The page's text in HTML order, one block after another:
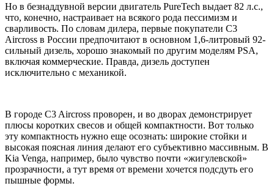
Но в безнаддувной версии двигатель PureTech выдает 82 л.с.,
что, конечно, настраивает на всякого рода пессимизм и
сварливость. По словам дилера, первые покупатели C3
Aircross в России предпочитают в основном 1,6-литровый 92-
сильный дизель, хорошо знакомый по другим моделям PSA,
включая коммерческие. Правда, дизель доступен
исключительно с механикой.
В городе C3 Aircross проворен, и во дворах демонстрирует
плюсы коротких свесов и общей компактности. Вот только
эту компактность нужно еще осознать: широкие стойки и
высокая поясная линия делают его субъективно массивным. В
Kia Venga, например, было чувство почти «жигулевской»
прозрачности, а тут время от времени хочется подсдуть его
пышные формы.